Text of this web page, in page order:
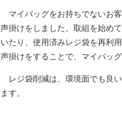
マイバッグをお持ちでないお
声掛けをしました。取組を始め
いたり、使用済みレジ袋を再利
声掛けをすることで、マイバッ
レジ袋削減は、環境面でも良
ます。